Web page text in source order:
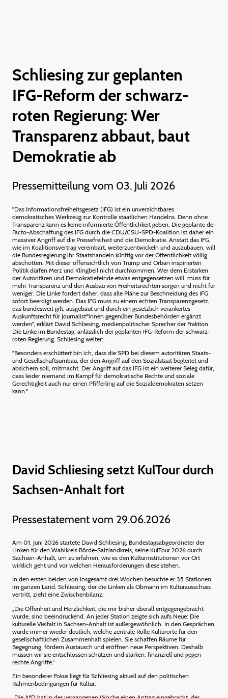
Schliesing zur geplanten
IFG-Reform der schwarz-
roten Regierung: Wer
Transparenz abbaut, baut
Demokratie ab
Pressemitteilung vom 03. Juli 2026
"Das Informationsfreiheitsgesetz (IFG) ist ein unverzichtbares
demokratisches Werkzeug zur Kontrolle staatlichen Handelns. Denn ohne
Transparenz kann es keine informierte Öffentlichkeit geben. Die geplante de-
Facto-Abschaffung des IFG durch die CDU/CSU-SPD-Koalition ist daher ein
massiver Angriff auf die Pressefreiheit und die Demokratie. Anstatt das IFG,
wie im Koalitionsvertrag vereinbart, weiterzuentwickeln und auszubauen, will
die Bundesregierung ihr Staatshandeln künftig vor der Öffentlichkeit völlig
abschotten. Mit dieser offensichtlich von Trump und Orban inspirierten
Politik dürfen Merz und Klingbeil nicht durchkommen. Wer dem Erstarken
der Autoritären und Demokratiefeinde etwas entgegensetzen will, muss für
mehr Transparenz und den Ausbau von Freiheitsrechten sorgen und nicht für
weniger. Die Linke fordert daher, dass alle Pläne zur Beschneidung des IFG
sofort beerdigt werden. Das IFG muss zu einem echten Transparenzgesetz,
das bundesweit gilt, ausgebaut und durch ein gesetzlich verankertes
Auskunftsrecht für Journalist*innen gegenüber Bundesbehörden ergänzt
werden", erklärt David Schliesing, medienpolitischer Sprecher der Fraktion
Die Linke im Bundestag, anlässlich der geplanten IFG-Reform der schwarz-
roten Regierung. Schliesing weiter:
"Besonders erschüttert bin ich, dass die SPD bei diesem autoritären Staats-
und Gesellschaftsumbau, der den Angriff auf den Sozialstaat begleitet und
absichern soll, mitmacht. Der Angriff auf das IFG ist ein weiterer Beleg dafür,
dass leider niemand im Kampf für demokratische Rechte und soziale
Gerechtigkeit auch nur einen Pfifferling auf die Sozialdemokraten setzen
kann."
David Schliesing setzt KulTour durch
Sachsen-Anhalt fort
Pressestatement vom 29.06.2026
Am 01. Juni 2026 startete David Schliesing, Bundestagsabgeordneter der
Linken für den Wahlkreis Börde-Salzlandkreis, seine KulTour 2026 durch
Sachsen-Anhalt, um zu erfahren, wie es den Kulturinstitutionen vor Ort
wirklich geht und vor welchen Herausforderungen diese stehen.
In den ersten beiden von insgesamt drei Wochen besuchte er 35 Stationen
im ganzen Land. Schliesing, der die Linken als Obmann im Kulturausschuss
vertritt, zieht eine Zwischenbilanz:
„Die Offenheit und Herzlichkeit, die mir bisher überall entgegengebracht
wurde, sind beeindruckend. An jeder Station zeigte sich aufs Neue: Die
kulturelle Vielfalt in Sachsen-Anhalt ist außergewöhnlich. In den Gesprächen
wurde immer wieder deutlich, welche zentrale Rolle Kulturorte für den
gesellschaftlichen Zusammenhalt spielen. Sie schaffen Räume für
Begegnung, fördern Austausch und eröffnen neue Perspektiven. Deshalb
müssen wir sie entschlossen schützen und stärken: finanziell und gegen
rechte Angriffe.“
Ein besonderer Fokus liegt für Schliesing aktuell auf den politischen
Rahmenbedingungen für Kultur: